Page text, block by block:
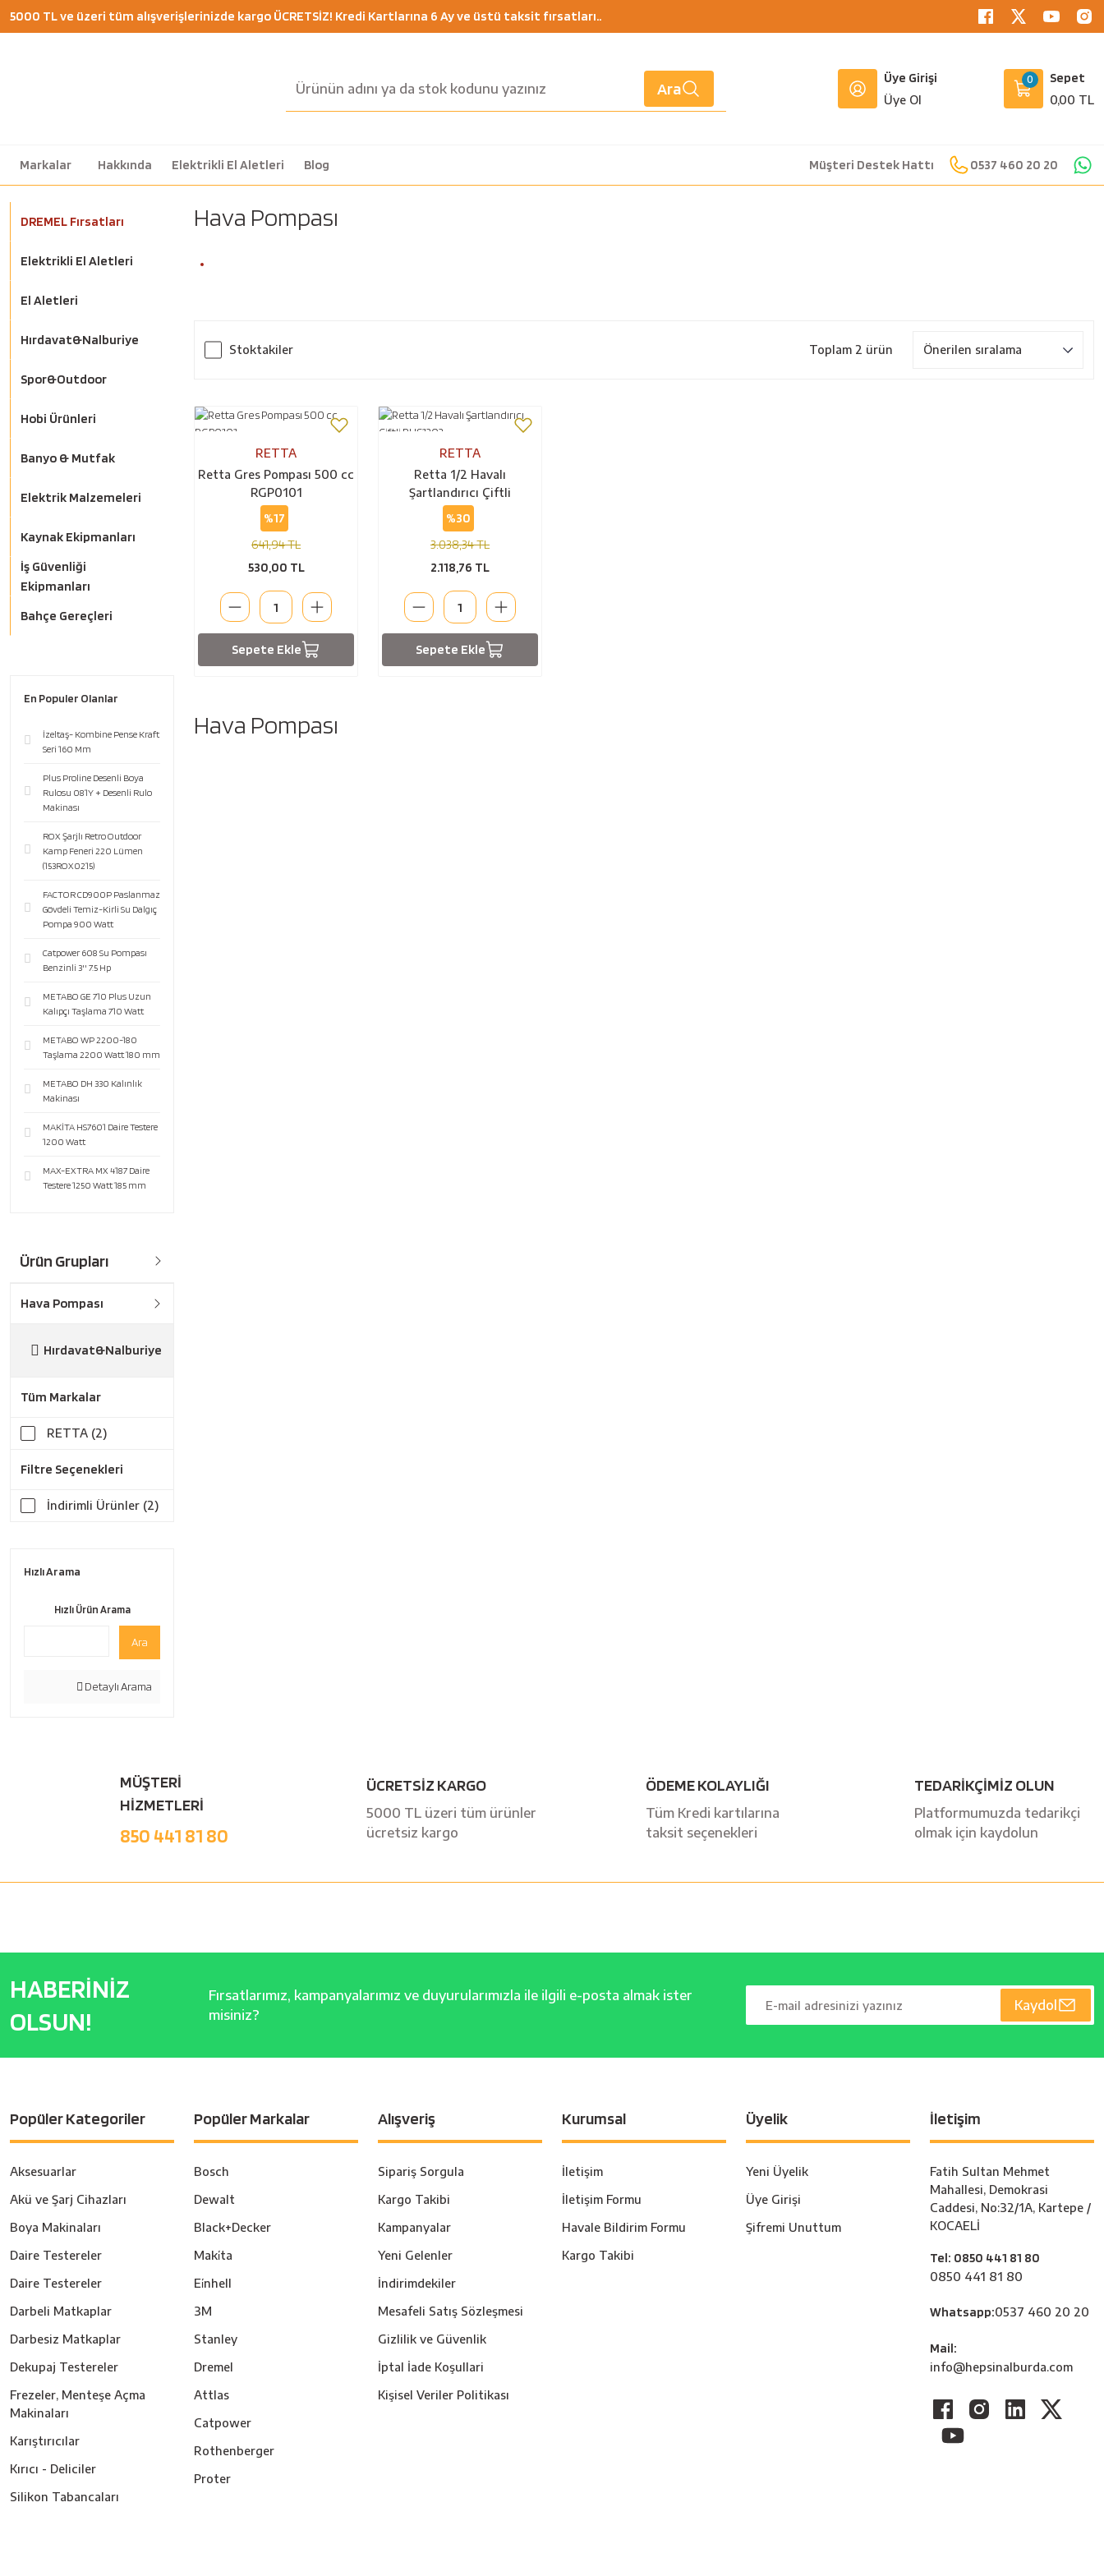
5000 TL ve üzeri tüm alışverişlerinizde kargo ÜCRETSİZ! Kredi Kartlarına 6 Ay ve üstü taksit fırsatları..
Ara
Üye Girişi
Üye Ol
Sepet
0,00 TL
0
Markalar Hakkında Elektrikli El Aletleri Blog Müşteri Destek Hattı 0537 460 20 20
DREMEL Fırsatları
Elektrikli El Aletleri
El Aletleri
Hırdavat&Nalburiye
Spor&Outdoor
Hobi Ürünleri
Banyo & Mutfak
Elektrik Malzemeleri
Kaynak Ekipmanları
İş Güvenliği
Ekipmanları
Bahçe Gereçleri
En Populer Olanlar
İzeltaş- Kombine Pense Kraft
Seri 160 Mm
Plus Proline Desenli Boya
Rulosu 081Y + Desenli Rulo
Makinası
ROX Şarjlı Retro Outdoor
Kamp Feneri 220 Lümen
(153ROX0215)
FACTOR CD900P Paslanmaz
Gövdeli Temiz-Kirli Su Dalgıç
Pompa 900 Watt
Catpower 608 Su Pompası
Benzinli 3'' 7.5 Hp
METABO GE 710 Plus Uzun
Kalıpçı Taşlama 710 Watt
METABO WP 2200-180
Taşlama 2200 Watt 180 mm
METABO DH 330 Kalınlık
Makinası
MAKİTA HS7601 Daire Testere
1200 Watt
MAX-EXTRA MX 4187 Daire
Testere 1250 Watt 185 mm
Ürün Grupları
Hava Pompası
Hırdavat&Nalburiye
Tüm Markalar
RETTA (2)
Filtre Seçenekleri
İndirimli Ürünler (2)
Hızlı Arama
Hızlı Ürün Arama
Ara
Detaylı Arama
Hava Pompası
Stoktakiler Toplam 2 ürün
RETTA
Retta Gres Pompası 500 cc
RGP0101
%17
641,94 TL
530,00 TL
Sepete Ekle
RETTA
Retta 1/2 Havalı
Şartlandırıcı Çiftli
RHS1202
%30
3.038,34 TL
2.118,76 TL
Sepete Ekle
Hava Pompası
MÜŞTERİ
HİZMETLERİ
850 441 81 80
ÜCRETSİZ KARGO
5000 TL üzeri tüm ürünler
ücretsiz kargo
ÖDEME KOLAYLIĞI
Tüm Kredi kartılarına
taksit seçenekleri
TEDARİKÇİMİZ OLUN
Platformumuzda tedarikçi
olmak için kaydolun
HABERİNİZ
OLSUN!
Fırsatlarımız, kampanyalarımız ve duyurularımızla ile ilgili e-posta almak ister
misiniz?
Kaydol
Popüler Kategoriler
Aksesuarlar
Akü ve Şarj Cihazları
Boya Makinaları
Daire Testereler
Daire Testereler
Darbeli Matkaplar
Darbesiz Matkaplar
Dekupaj Testereler
Frezeler, Menteşe Açma
Makinaları
Karıştırıcılar
Kırıcı - Deliciler
Silikon Tabancaları
Popüler Markalar
Bosch
Dewalt
Black+Decker
Maki̇ta
Ei̇nhell
3M
Stanley
Dremel
Attlas
Catpower
Rothenberger
Proter
Alışveriş
Sipariş Sorgula
Kargo Takibi
Kampanyalar
Yeni Gelenler
İndirimdekiler
Mesafeli Satış Sözleşmesi
Gizlilik ve Güvenlik
İptal İade Koşullari
Kişisel Veriler Politikası
Kurumsal
İletişim
İletişim Formu
Havale Bildirim Formu
Kargo Takibi
Üyelik
Yeni Üyelik
Üye Girişi
Şifremi Unuttum
İletişim
Fatih Sultan Mehmet
Mahallesi, Demokrasi
Caddesi, No:32/1A, Kartepe /
KOCAELİ
Tel: 0850 441 81 80
0850 441 81 80
Whatsapp:0537 460 20 20
Mail:
info@hepsinalburda.com